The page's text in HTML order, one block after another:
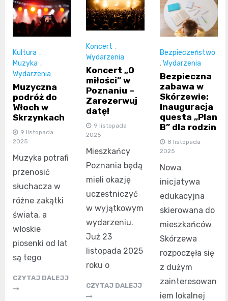
Kultura ,
Muzyka ,
Wydarzenia
Muzyczna
podróż do
Włoch w
Skrzynkach
9 listopada
2025
Muzyka potrafi
przenosić
słuchacza w
różne zakątki
świata, a
włoskie
piosenki od lat
są tego
CZYTAJ DALEJJ
Koncert ,
Wydarzenia
Koncert „O
miłości” w
Poznaniu –
Zarezerwuj
datę!
9 listopada
2025
Mieszkańcy
Poznania będą
mieli okazję
uczestniczyć
w wyjątkowym
wydarzeniu.
Już 23
listopada 2025
roku o
CZYTAJ DALEJJ
Bezpieczeństwo
,Wydarzenia
Bezpieczna
zabawa w
Skórzewie:
Inauguracja
questa „Plan
B” dla rodzin
8 listopada
2025
Nowa
inicjatywa
edukacyjna
skierowana do
mieszkańców
Skórzewa
rozpoczęła się
z dużym
zainteresowan
iem lokalnej